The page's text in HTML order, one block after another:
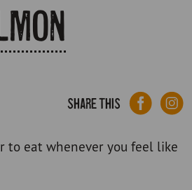
Share this Facebook
to eat whenever you feel like